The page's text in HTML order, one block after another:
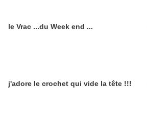
le Vrac ...du Week end ...
j'adore le crochet qui vide la tête !!!